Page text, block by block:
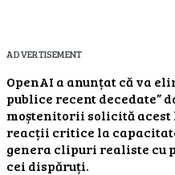
ADVERTISEMENT
OpenAI a anunțat că va
publice recent decedate”
moștenitorii solicită acest
reacții critice la
genera clipuri realiste cu
cei dispăruți.